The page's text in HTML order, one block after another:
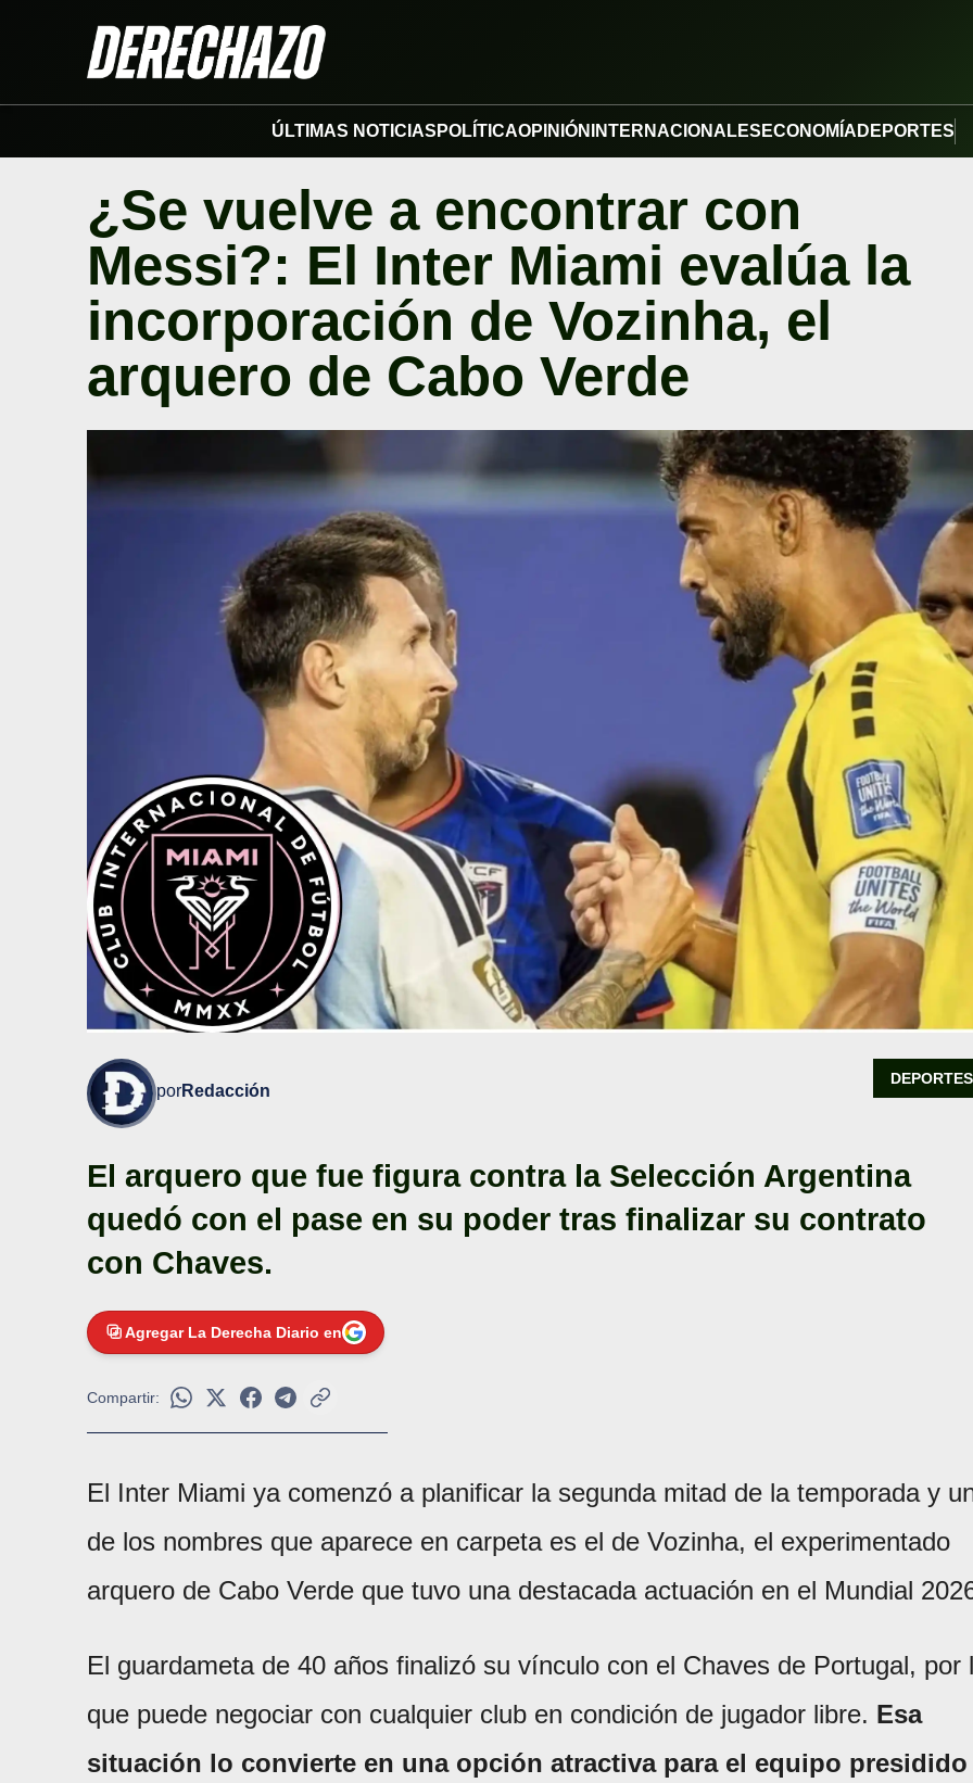
ÚLTIMAS NOTICIAS POLÍTICAOPINIÓN INTERNACIONALES ECONOMÍA DEPORTES
¿Se vuelve a encontrar con
Messi?: El Inter Miami evalúa la
incorporación de Vozinha, el
arquero de Cabo Verde
porRedacción
DEPORTES
El arquero que fue figura contra la Selección Argentina
quedó con el pase en su poder tras finalizar su contrato
con Chaves.
Agregar La Derecha Diario en
Compartir:
El Inter Miami ya comenzó a planificar la segunda mitad de la temporada y
de los nombres que aparece en carpeta es el de Vozinha, el experimentado
arquero de Cabo Verde que tuvo una destacada actuación en el Mundial
El guardameta de 40 años finalizó su vínculo con el Chaves de Portugal, por
que puede negociar con cualquier club en condición de jugador libre. Esa
situación lo convierte en una opción atractiva para el equipo presidido